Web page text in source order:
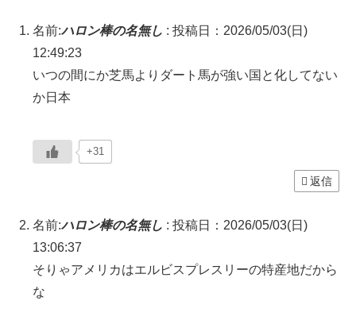
名前:ハロン棒の名無し : 投稿日：2026/05/03(日)
12:49:23
いつの間にか芝馬よりダート馬が強い国と化してない
か日本
+31
返信
名前:ハロン棒の名無し : 投稿日：2026/05/03(日)
13:06:37
そりゃアメリカはエルビスプレスリーの特産地だから
な